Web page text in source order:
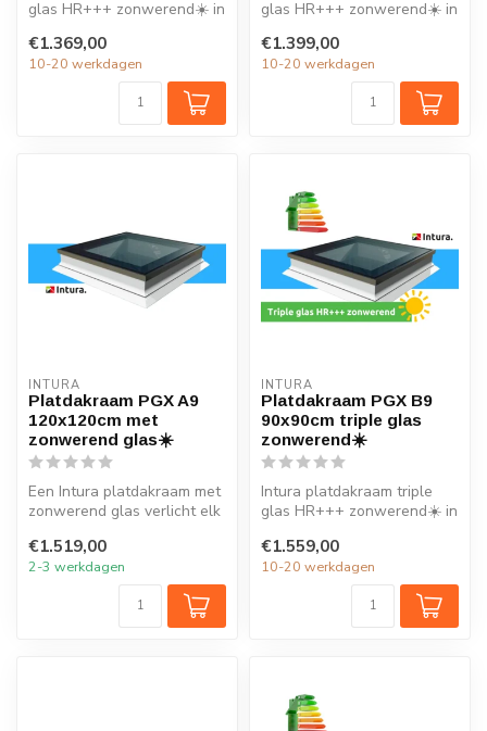
glas HR+++ zonwerend☀️ in
vo...
€1.369,00
10-20 werkdagen
glas HR+++ zonwerend☀️ in
vo...
€1.399,00
10-20 werkdagen
INTURA
Platdakraam PGX A9
120x120cm met
zonwerend glas☀️
Een Intura platdakraam met
zonwerend glas verlicht elk
€1.519,00
2-3 werkdagen
INTURA
Platdakraam PGX B9
90x90cm triple glas
zonwerend☀️
Intura platdakraam triple
glas HR+++ zonwerend☀️ in
vo...
€1.559,00
10-20 werkdagen